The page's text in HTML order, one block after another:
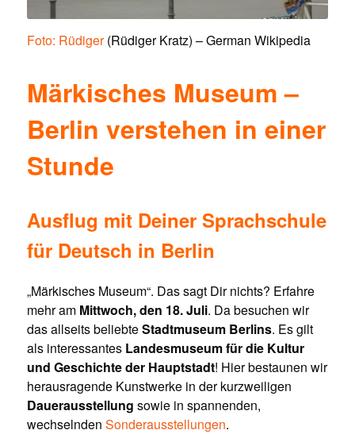
Foto: Rüdiger(Rüdiger Kratz) – German Wikipedia
Märkisches Museum –
Berlin verstehen in einer
Stunde
Ausflug mit Deiner Sprachschule
für Deutsch in Berlin
„Märkisches Museum“. Das sagt Dir nichts? Erfahre
mehr am Mittwoch, den 18. Juli. Da besuchen wir
das allseits beliebteStadtmuseum Berlins. Es gilt
als interessantes Landesmuseum für die Kultur
und Geschichte der Hauptstadt! Hier bestaunen wir
herausragende Kunstwerke in der kurzweiligen
Dauerausstellung sowie in spannenden,
wechselnden Sonderausstellungen.